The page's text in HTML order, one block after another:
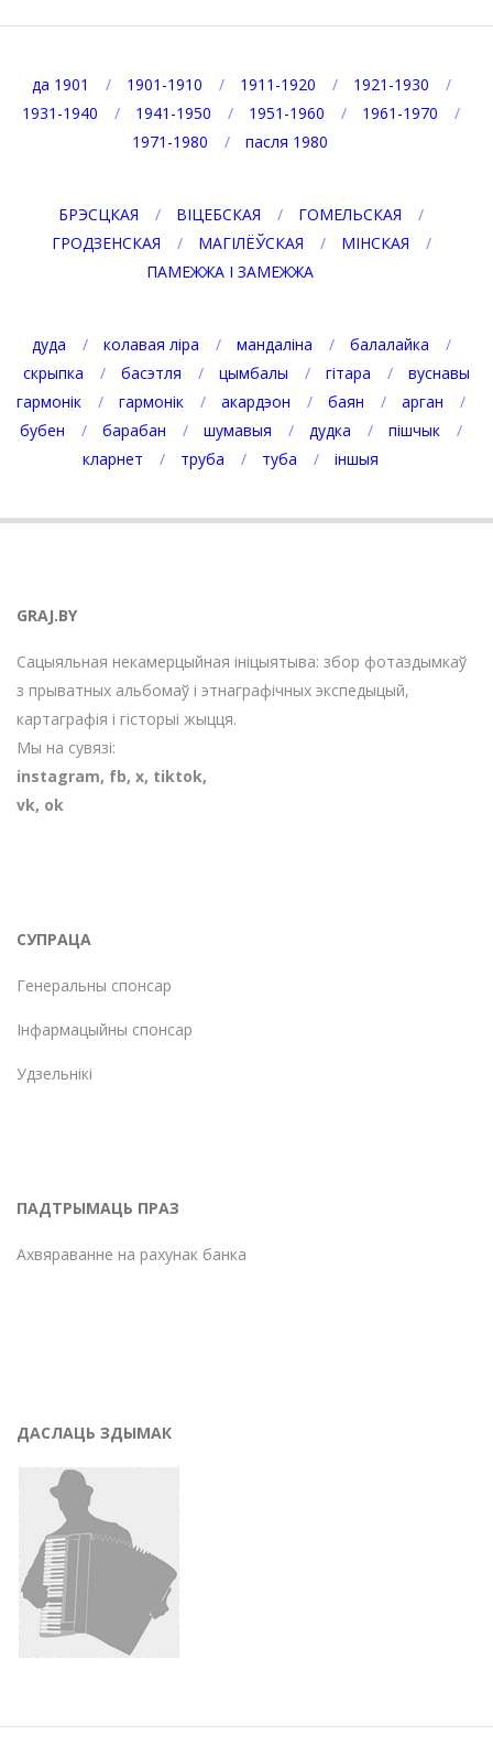
да 1901 1901-1910 1911-1920
1921-1930
1931-1940
1941-1950 1951-1960
1961-1970
1971-1980
пасля 1980
БРЭСЦКАЯ ВІЦЕБСКАЯ
ГОМЕЛЬСКАЯ
ГРОДЗЕНСКАЯ
МАГІЛЁЎСКАЯ
МІНСКАЯ
ПАМЕЖЖА І ЗАМЕЖЖА
дуда колавая ліра мандаліна
балалайка
скрыпка
басэтля цымбалы гітара
вуснавы
гармонік
гармонік акардэон баян
арган
бубен
барабан шумавыя дудка
пішчык
кларнет
труба туба іншыя
GRAJ.BY
Сацыяльная некамерцыйная ініцыятыва: збор фотаздымкаў
з прыватных альбомаў і этнаграфічных экспедыцый,
картаграфія і гісторыі жыцця.
Мы на сувязі:
instagram, fb, х, tiktok,
vk, ok
СУПРАЦА
Генеральны спонсар
Інфармацыйны спонсар
Удзельнікі
ПАДТРЫМАЦЬ ПРАЗ
Ахвяраванне на рахунак банка
ДАСЛАЦЬ ЗДЫМАК